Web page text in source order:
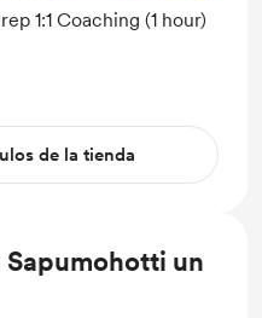
1:1 Coaching (1 hour)
de la tienda
un